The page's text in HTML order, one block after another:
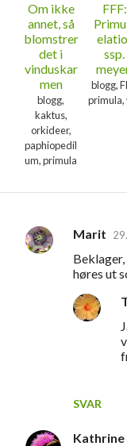
Om ikke
annet, så
blomstrer
det i
vinduskar
men
blogg,
kaktus,
orkideer,
paphiopedil
um, primula
FFF:
ssp.
blogg,
primula,
K
Marit
høres ut
SVAR
Kathrine